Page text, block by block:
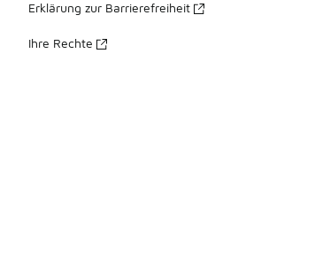
Erklärung zur Barrierefreiheit
Ihre Rechte